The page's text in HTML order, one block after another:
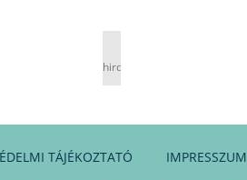
hirdetés
TÁJÉKOZTATÓ IMPRESSZUM